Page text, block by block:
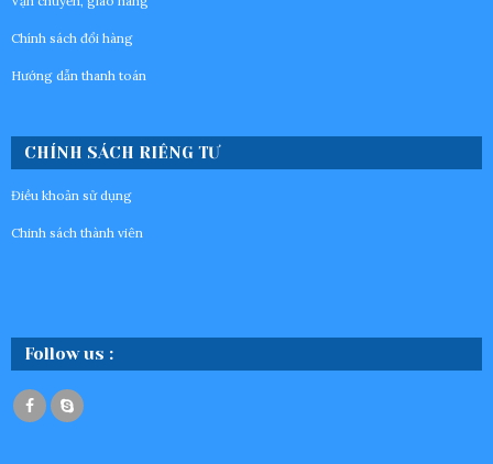
Chính sách đổi hàng
Hướng dẫn thanh toán
CHÍNH SÁCH RIÊNG TƯ
Điều khoản sử dụng
Chinh sách thành viên
Follow us :